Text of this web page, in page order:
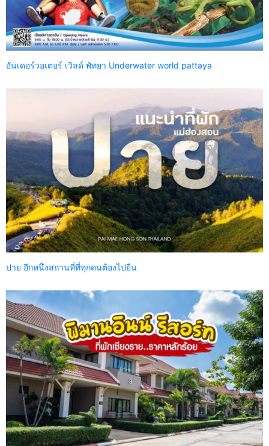
อันเดอร์วอเตอร์ เวิลด์ พัทยา Underwater world pattaya
ปาย อีกหนึ่งสถานที่ที่ทุกคนต้องไปยืน